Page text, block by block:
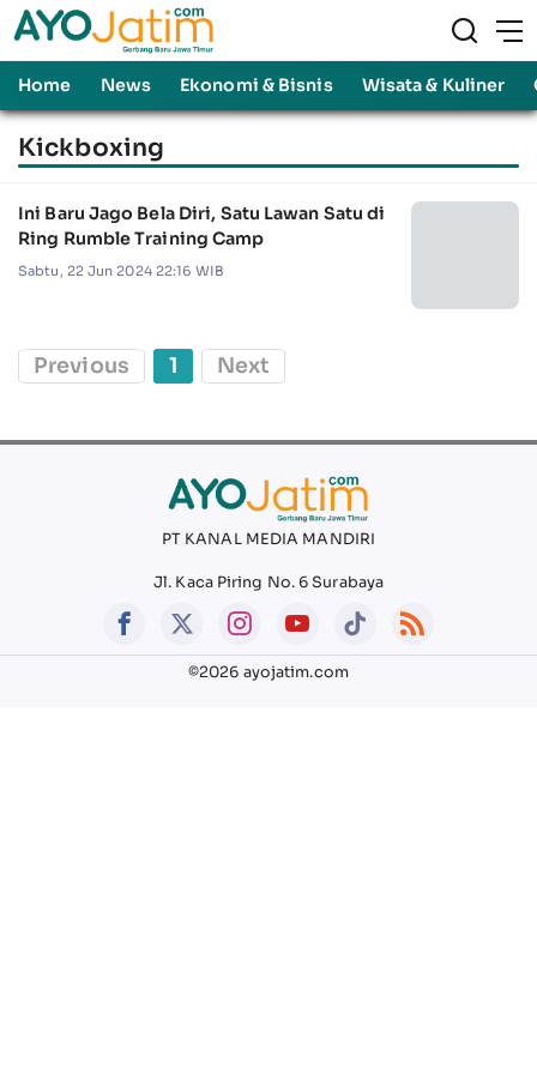
Home News Ekonomi & Bisnis Wisata & Kuliner
Kickboxing
Ini Baru Jago Bela Diri, Satu Lawan Satu di
Ring Rumble Training Camp
Sabtu, 22 Jun 2024 22:16 WIB
Previous 1 Next
PT KANAL MEDIA MANDIRI
Jl. Kaca Piring No. 6 Surabaya
©2026 ayojatim.com